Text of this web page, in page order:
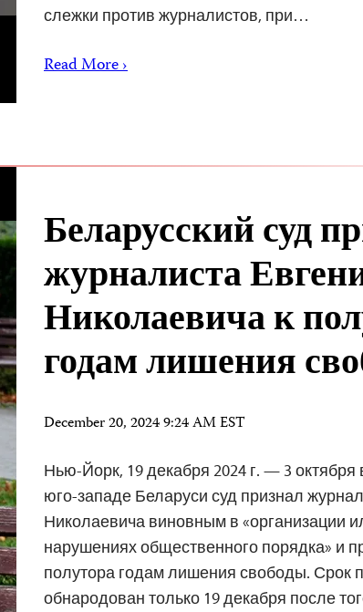
слежки против журналистов, при…
Read More ›
Беларусский суд
журналиста
Николаевича к
годам лишения
December 20, 2024 9:24 AM EST
Нью-Йорк, 19 декабря 2024 г. — 3 октября
юго-западе Беларуси суд признал
Николаевича виновным в «организации
нарушениях общественного порядка» и
полутора годам лишения свободы. Срок
обнародован только 19 декабря после